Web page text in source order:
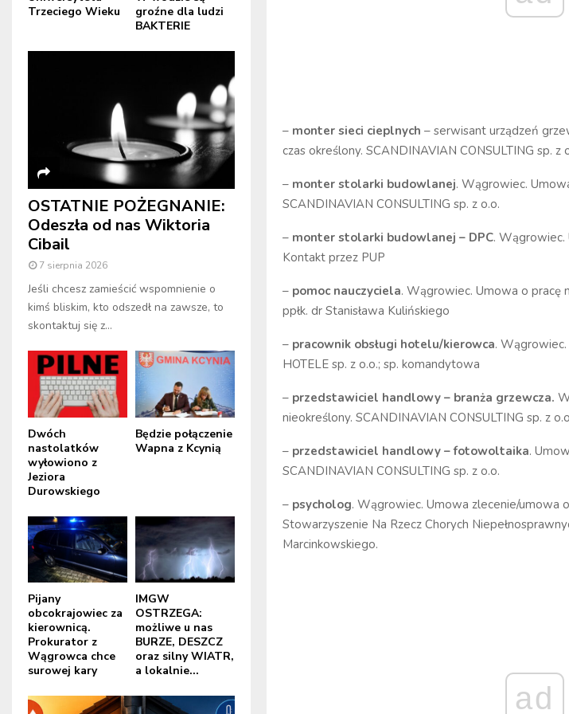
– monter sieci cieplnych – serwisant urządzeń
czas określony. SCANDINAVIAN CONSULTING sp. z
– monter stolarki budowlanej. Wągrowiec.
SCANDINAVIAN CONSULTING sp. z o.o.
– monter stolarki budowlanej – DPC. Wągrowiec.
Kontakt przez PUP
– pomoc nauczyciela. Wągrowiec. Umowa o pracę
ppłk. dr Stanisława Kulińskiego
– pracownik obsługi hotelu/kierowca. Wągrowiec.
HOTELE sp. z o.o.; sp. komandytowa
– przedstawiciel handlowy – branża grzewcza.
nieokreślony. SCANDINAVIAN CONSULTING sp. z
– przedstawiciel handlowy – fotowoltaika.
SCANDINAVIAN CONSULTING sp. z o.o.
– psycholog. Wągrowiec. Umowa zlecenie/umowa
Stowarzyszenie Na Rzecz Chorych
Marcinkowskiego.
ad
Trzeciego Wieku
groźne dla ludzi
BAKTERIE
OSTATNIE POŻEGNANIE:
Odeszła od nas Wiktoria
Cibail
7 sierpnia 2026
Jeśli chcesz zamieścić wspomnienie o
kimś bliskim, kto odszedł na zawsze, to
skontaktuj się z...
Dwóch
nastolatków
wyłowiono z
Jeziora
Durowskiego
Będzie połączenie
Wapna z Kcynią
Pijany
obcokrajowiec za
kierownicą.
Prokurator z
Wągrowca chce
surowej kary
IMGW
OSTRZEGA:
możliwe u nas
BURZE, DESZCZ
oraz silny WIATR,
a lokalnie...